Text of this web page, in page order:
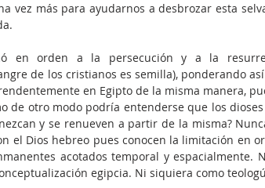
vez más para ayudarnos a desbrozar esta
en orden a la persecución y a la
de los cristianos es semilla), ponderando
en Egipto de la misma manera,
de otro modo podría entenderse que los
y se renueven a partir de la misma?
el Dios hebreo pues conocen la limitación en
acotados temporal y espacialmente.
egipcia. Ni siquiera como